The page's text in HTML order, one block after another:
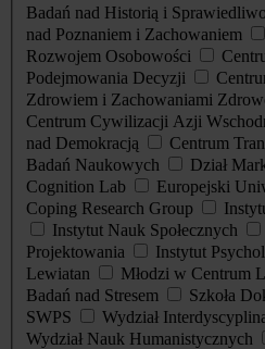
Badań nad Historią i
nad Poznaniem i Zachowaniem
Rozwojem Osobowości
Podejmowania Decyzji
Zdrowiem i Zachowaniami
Centrum Cywilizacji Azji
nad Demokracją
Centrum
Badań Naukowych
Dział
Cognition Lab
Europejski
Coping Research Group
Instytut Nauk Społecznych
Projektowania
Instytut
Lewiatan
Młodzi w Centrum
Badań nad Stresem
Szkoła
SWPS
Wydział
Wydział Nauk Humanistycznych